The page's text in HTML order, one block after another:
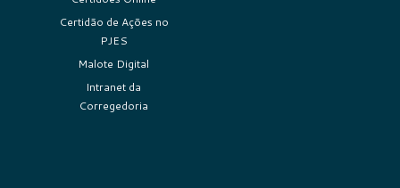
Certidão de Ações no
PJES
Malote Digital
Intranet da
Corregedoria